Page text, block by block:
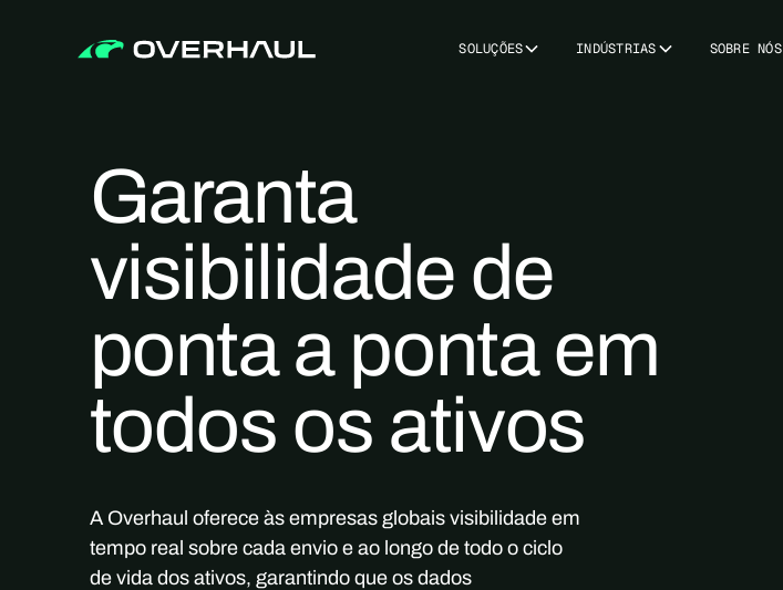
SOLUÇÕES INDÚSTRIAS SOBRE NÓS
Garanta
visibilidade de
ponta a ponta em
todos os ativos
A Overhaul oferece às empresas globais visibilidade em
tempo real sobre cada envio e ao longo de todo o ciclo
de vida dos ativos, garantindo que os dados